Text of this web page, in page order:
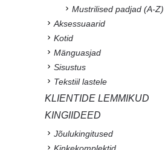
Mustrilised padjad (A-Z)
Aksessuaarid
Kotid
Mänguasjad
Sisustus
Tekstiil lastele
KLIENTIDE LEMMIKUD
KINGIIDEED
Jõulukingitused